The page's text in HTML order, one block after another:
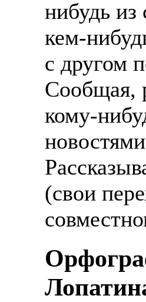
А
#
#
#
#
В
А
В
нибудь из
кем-
с другом
Сообщая,
кому-
(свои